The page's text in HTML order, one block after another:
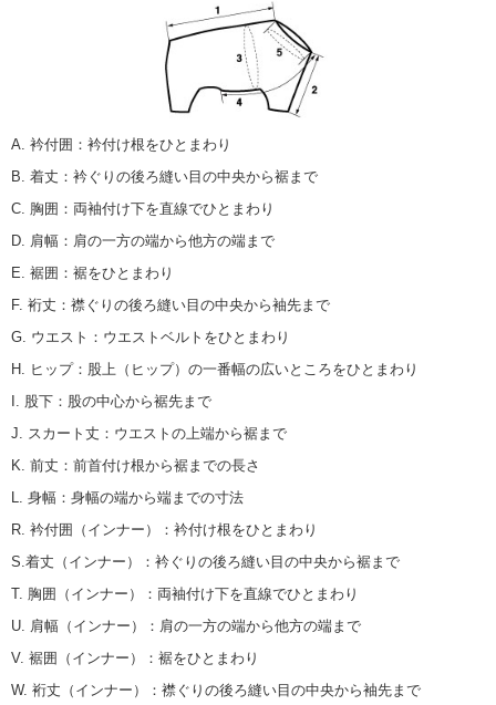
A. 衿付囲 ： 衿付け根をひとまわり
B. 着丈 ： 衿ぐりの後ろ縫い目の中央から裾まで
C. 胸囲 ： 両袖付け下を直線でひとまわり
D. 肩幅 ： 肩の一方の端から他方の端まで
E. 裾囲 ： 裾をひとまわり
F. 裄丈 ： 襟ぐりの後ろ縫い目の中央から袖先まで
G. ウエスト ： ウエストベルトをひとまわり
H. ヒップ： 股上（ヒップ）の一番幅の広いところをひとまわり
I. 股下 ： 股の中心から裾先まで
J. スカート丈 ： ウエストの上端から裾まで
K. 前丈 ： 前首付け根から裾までの長さ
L. 身幅 ： 身幅の端から端までの寸法
R. 衿付囲（インナー）
： 衿付け根をひとまわり
S.着丈（インナー）
： 衿ぐりの後ろ縫い目の中央から裾まで
T. 胸囲（インナー）
： 両袖付け下を直線でひとまわり
U. 肩幅（インナー）
： 肩の一方の端から他方の端まで
V. 裾囲（インナー）
： 裾をひとまわり
W. 裄丈（インナー）
： 襟ぐりの後ろ縫い目の中央から袖先まで